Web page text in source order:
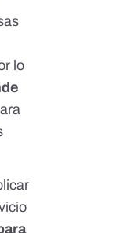
dedo en cualquier parte
lo